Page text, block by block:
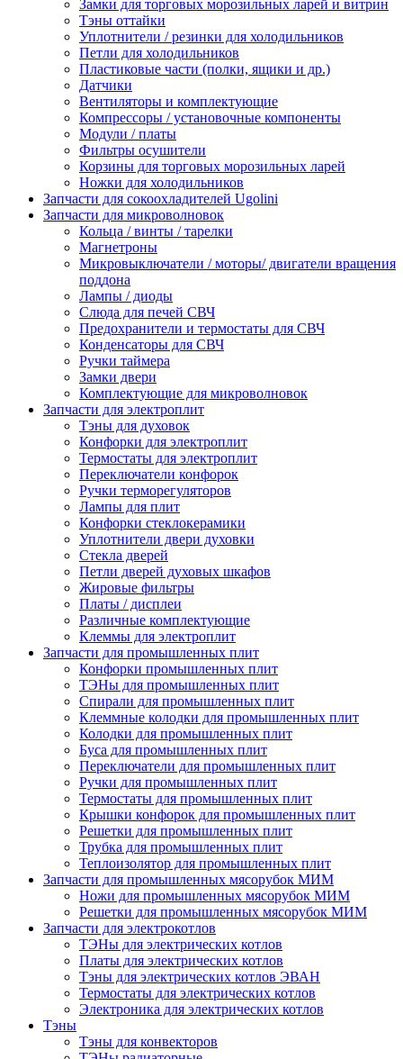
Замки для торговых морозильных ларей и витрин
Тэны оттайки
Уплотнители / резинки для холодильников
Петли для холодильников
Пластиковые части (полки, ящики и др.)
Датчики
Вентиляторы и комплектующие
Компрессоры / установочные компоненты
Модули / платы
Фильтры осушители
Корзины для торговых морозильных ларей
Ножки для холодильников
Запчасти для сокоохладителей Ugolini
Запчасти для микроволновок
Кольца / винты / тарелки
Магнетроны
Микровыключатели / моторы/ двигатели вращения
поддона
Лампы / диоды
Слюда для печей СВЧ
Предохранители и термостаты для СВЧ
Конденсаторы для СВЧ
Ручки таймера
Замки двери
Комплектующие для микроволновок
Запчасти для электроплит
Тэны для духовок
Конфорки для электроплит
Термостаты для электроплит
Переключатели конфорок
Ручки терморегуляторов
Лампы для плит
Конфорки стеклокерамики
Уплотнители двери духовки
Стекла дверей
Петли дверей духовых шкафов
Жировые фильтры
Платы / дисплеи
Различные комплектующие
Клеммы для электроплит
Запчасти для промышленных плит
Конфорки промышленных плит
ТЭНы для промышленных плит
Спирали для промышленных плит
Клеммные колодки для промышленных плит
Колодки для промышленных плит
Буса для промышленных плит
Переключатели для промышленных плит
Ручки для промышленных плит
Термостаты для промышленных плит
Крышки конфорок для промышленных плит
Решетки для промышленных плит
Трубка для промышленных плит
Теплоизолятор для промышленных плит
Запчасти для промышленных мясорубок МИМ
Ножи для промышленных мясорубок МИМ
Решетки для промышленных мясорубок МИМ
Запчасти для электрокотлов
ТЭНы для электрических котлов
Платы для электрических котлов
Тэны для электрических котлов ЭВАН
Термостаты для электрических котлов
Электроника для электрических котлов
Тэны
Тэны для конвекторов